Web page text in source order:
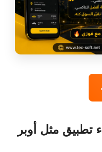
تطبيق مثل أوبر